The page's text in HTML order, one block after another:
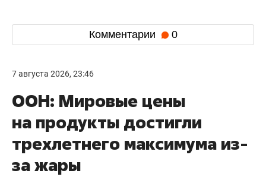
Комментарии 0
7 августа 2026, 23:46
ООН: Мировые цены
на продукты достигли
трехлетнего максимума из-
за жары